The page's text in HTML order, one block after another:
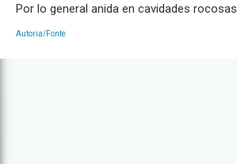
Por lo general anida en cavidades rocosas.
Autoria/Fonte